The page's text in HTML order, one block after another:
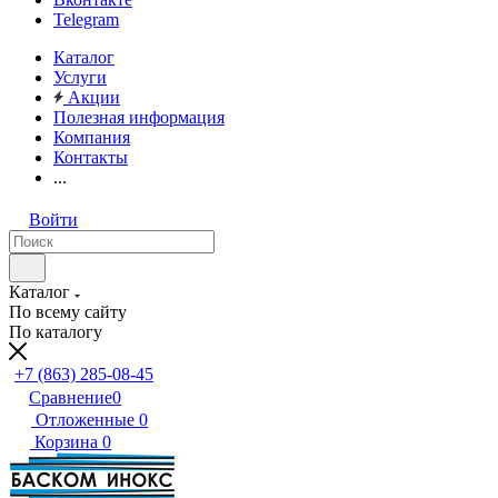
Telegram
Каталог
Услуги
Акции
Полезная информация
Компания
Контакты
...
Войти
Каталог
По всему сайту
По каталогу
+7 (863) 285-08-45
Сравнение0
Отложенные 0
Корзина 0